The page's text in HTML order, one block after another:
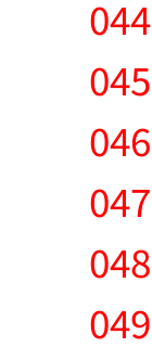
044
045
046
047
048
049